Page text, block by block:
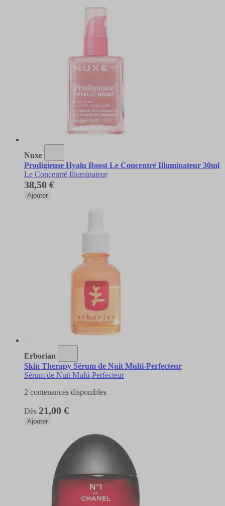
Nuxe
Prodigieuse Hyalu Boost Le Concentré Illuminateur 30ml
Le Concentré Illuminateur
38,50 €
Ajouter
Erborian
Skin Therapy Sérum de Nuit Multi-Perfecteur
Sérum de Nuit Multi-Perfecteur
2 contenances disponibles
Dès 21,00 €
Ajouter